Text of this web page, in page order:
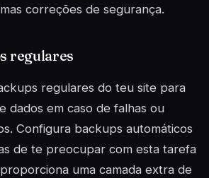
correções de segurança.
regulares
regulares do teu site para
dados em caso de falhas ou
Configura backups automáticos
de te preocupar com esta tarefa
uma camada extra de